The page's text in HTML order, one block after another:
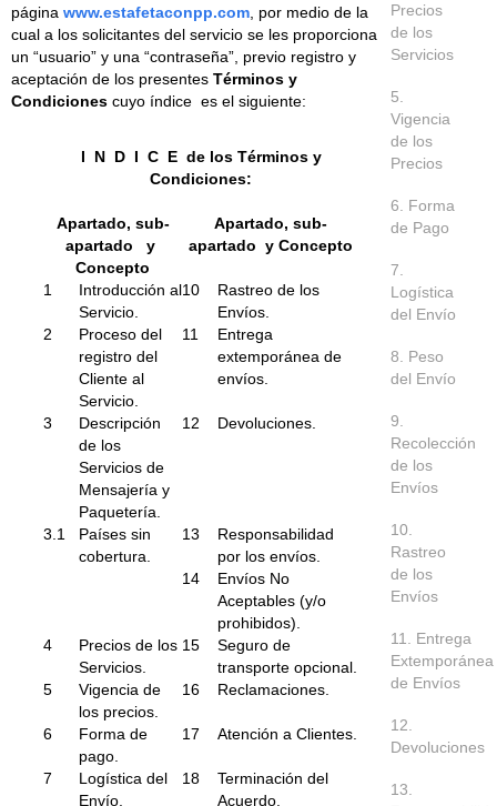
página www.estafetaconpp.com , por medio de la
cual a los solicitantes del servicio se les proporciona
un “usuario” y una “contraseña”, previo registro y
aceptación de los presentes Términos y
Condiciones cuyo índice es el siguiente:
I N D I C E de los Términos y
Condiciones:
Apartado, sub-
apartado y
Concepto
Apartado, sub-
apartado y Concepto
1
Introducción al
Servicio.
10 Rastreo de los
Envíos.
2
Proceso del
registro del
Cliente al
Servicio.
11
Entrega
extemporánea de
envíos.
3
Descripción
de los
Servicios de
Mensajería y
Paquetería.
12 Devoluciones.
3.1 Países sin
cobertura.
13
Responsabilidad
por los envíos.
14
Envíos No
Aceptables (y/o
prohibidos).
4
Precios de los
Servicios.
15
Seguro de
transporte opcional.
5
Vigencia de
los precios.
16 Reclamaciones.
6
Forma de
pago.
17 Atención a Clientes.
7
Logística del
Envío.
18
Terminación del
Acuerdo.
Precios
de los
Servicios
5.
Vigencia
de los
Precios
6. Forma
de Pago
7.
Logística
del Envío
8. Peso
del Envío
9.
Recolección
de los
Envíos
10.
Rastreo
de los
Envíos
11. Entrega
Extemporánea
de Envíos
12.
Devoluciones
13.